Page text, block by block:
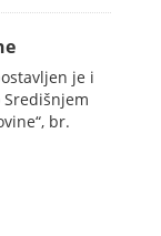
je i
br.